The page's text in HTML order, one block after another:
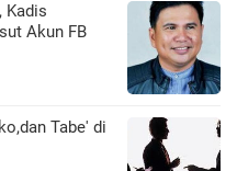
Kadis
Akun FB
Tabe' di